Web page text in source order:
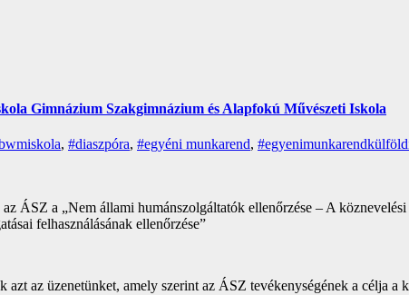
Gimnázium Szakgimnázium és Alapfokú Művészeti Iskola
, #diaszpóra, #egyéni munkarend,
ÁSZ a „Nem állami humánszolgáltatók ellenőrzése – A
felhasználásának ellenőrzése”
az üzenetünket, amely szerint az ÁSZ tevékenységének a célja